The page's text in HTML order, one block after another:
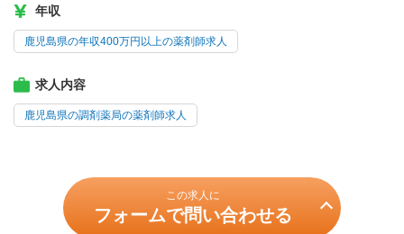
年収
鹿児島県の年収400万円以上の薬剤師求人
求人内容
鹿児島県の調剤薬局の薬剤師求人
この求人に
フォームで問い合わせる